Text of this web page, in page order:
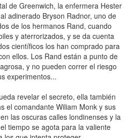
de Greenwich, la enfermera Hester
adinerado Bryson Radnor, uno de
de los hermanos Rand, cuando
y aterrorizados, y se da cuenta
científicos los han comprado para
ellos. Los Rand están a punto de
y no pueden correr el riesgo
experimentos...
revelar el secreto, ella también
el comandante Wiliam Monk y sus
las oscuras calles londinenses y la
tiempo se agota para la valiente